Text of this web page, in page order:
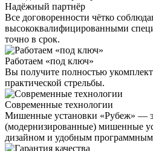
Надёжный партнёр
Все договоренности чётко
высококвалифицированными
точно в срок.
Работаем «под ключ»
Вы получите полностью
практической стрельбы.
Современные технологии
Мишенные установки «Рубеж» —
(модернизированные) мишенные
дизайном и удобным программным